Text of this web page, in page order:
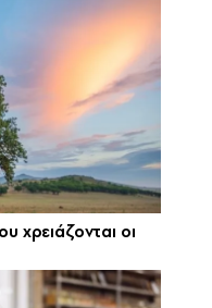
χρειάζονται οι